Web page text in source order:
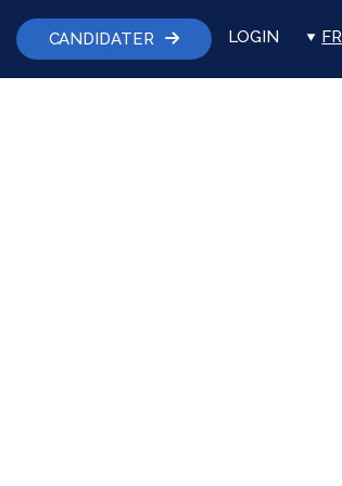
CANDIDATER LOGIN FR